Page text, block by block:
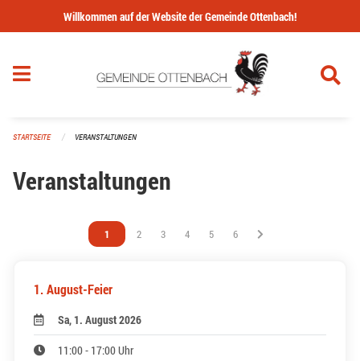
Navigation überspringen
Willkommen auf der Website der Gemeinde Ottenbach!
STARTSEITE VERANSTALTUNGEN
Veranstaltungen
Vous êtes sur la page
1 Vous êtes sur la page
2 Vous êtes sur la page
3 Vous êtes sur la page
4 Vous êtes sur la page
5 Vous êtes sur la page
6
1. August-Feier
Sa, 1. August 2026
11:00 - 17:00 Uhr